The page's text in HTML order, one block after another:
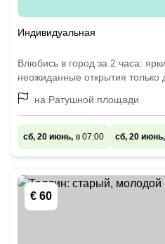
Индивидуальная
Влюбись в город за 2 часа:
неожиданные открытия только
на Ратушной площади
сб, 20 июнь, в 07:00 сб, 20 июнь,
€ 60